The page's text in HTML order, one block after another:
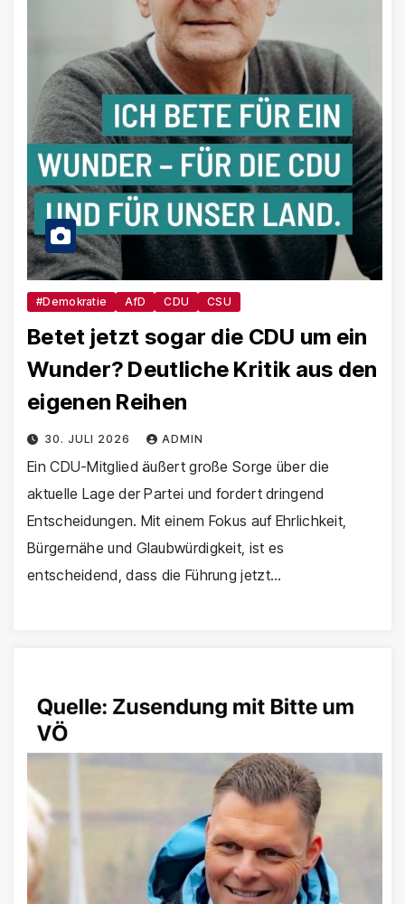
#Demokratie AfD CDU CSU
Betet jetzt sogar die CDU um ein
Wunder? Deutliche Kritik aus den
eigenen Reihen
30. JULI 2026 ADMIN
Ein CDU-Mitglied äußert große Sorge über die
aktuelle Lage der Partei und fordert dringend
Entscheidungen. Mit einem Fokus auf Ehrlichkeit,
Bürgernähe und Glaubwürdigkeit, ist es
entscheidend, dass die Führung jetzt…